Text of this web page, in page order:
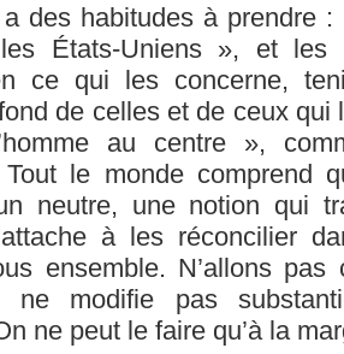
des habitudes à prendre :
États-Uniens », et les
ce qui les concerne,
de celles et de ceux qui
au centre »,
Tout le monde comprend
neutre, une notion qui
à les réconcilier
ensemble. N’allons pas
ne modifie pas
ne peut le faire qu’à la